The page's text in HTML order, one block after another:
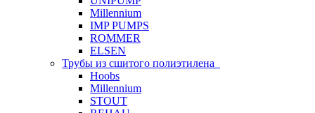
Millennium
IMP PUMPS
ROMMER
ELSEN
Трубы из сшитого полиэтилена
Hoobs
Millennium
STOUT